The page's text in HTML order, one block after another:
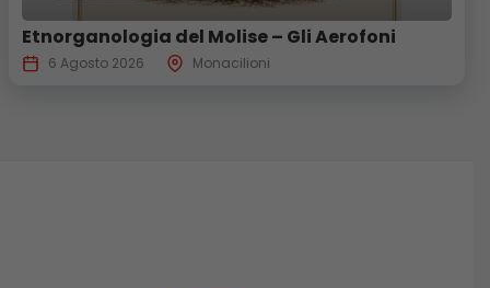
Etnorganologia del Molise – Gli Aerofoni
6 Agosto 2026 Monacilioni